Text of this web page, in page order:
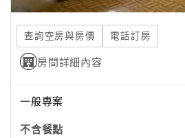
查詢空房與房價 電話訂房
房間詳細內容
一般專案
不含餐點